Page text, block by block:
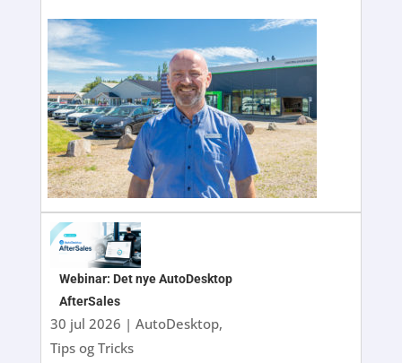
Webinar: Det nye AutoDesktop
AfterSales
30 jul 2026 | AutoDesktop,
Tips og Tricks